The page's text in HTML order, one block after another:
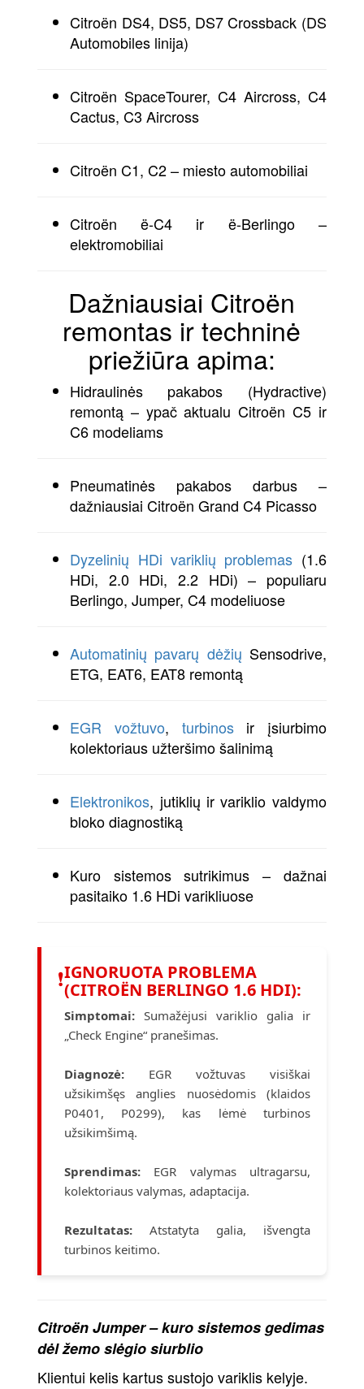
Citroën DS4, DS5, DS7 Crossback (DS
Automobiles linija)
Citroën SpaceTourer, C4 Aircross, C4
Cactus, C3 Aircross
Citroën C1, C2 – miesto automobiliai
Citroën ë-C4 ir ë-Berlingo –
elektromobiliai
Dažniausiai Citroën
remontas ir techninė
priežiūra apima:
Hidraulinės pakabos (Hydractive)
remontą – ypač aktualu Citroën C5 ir
C6 modeliams
Pneumatinės pakabos darbus –
dažniausiai Citroën Grand C4 Picasso
Dyzelinių HDi variklių problemas (1.6
HDi, 2.0 HDi, 2.2 HDi) – populiaru
Berlingo, Jumper, C4 modeliuose
Automatinių pavarų dėžių Sensodrive,
ETG, EAT6, EAT8 remontą
EGR vožtuvo, turbinosir įsiurbimo
kolektoriaus užteršimo šalinimą
Elektronikos, jutiklių ir variklio valdymo
bloko diagnostiką
Kuro sistemos sutrikimus – dažnai
pasitaiko 1.6 HDi varikliuose
❗IGNORUOTA PROBLEMA
(CITROËN BERLINGO 1.6 HDI):
Simptomai: Sumažėjusi variklio galia ir
„Check Engine“ pranešimas.
Diagnozė: EGR vožtuvas visiškai
užsikimšęs anglies nuosėdomis (klaidos
P0401, P0299), kas lėmė turbinos
užsikimšimą.
Sprendimas: EGR valymas ultragarsu,
kolektoriaus valymas, adaptacija.
Rezultatas: Atstatyta galia, išvengta
turbinos keitimo.
Citroën Jumper – kuro sistemos gedimas
dėl žemo slėgio siurblio
Klientui kelis kartus sustojo variklis kelyje.